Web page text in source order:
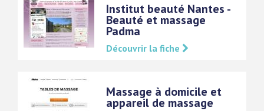
Institut beauté Nantes -
Beauté et massage
Padma
Découvrir la fiche
Massage à domicile et
appareil de massage